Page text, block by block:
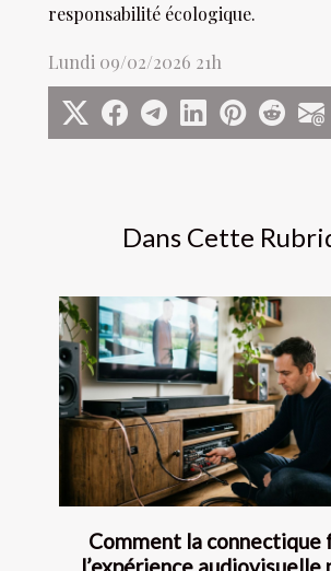
Dans Cette
Comment la connectique
responsabilité écologique.
Lundi 09/02/2026 21h